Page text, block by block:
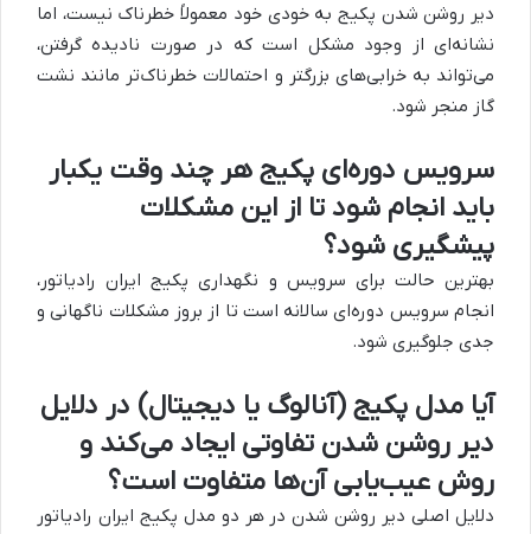
دیر روشن شدن پکیج به خودی خود معمولاً خطرناک نیست، اما
نشانه‌ای از وجود مشکل است که در صورت نادیده گرفتن،
می‌تواند به خرابی‌های بزرگتر و احتمالات خطرناک‌تر مانند نشت
گاز منجر شود.
سرویس دوره‌ای پکیج هر چند وقت یکبار
باید انجام شود تا از این مشکلات
پیشگیری شود؟
بهترین حالت برای سرویس و نگهداری پکیج ایران رادیاتور،
انجام سرویس دوره‌ای سالانه است تا از بروز مشکلات ناگهانی و
جدی جلوگیری شود.
آیا مدل پکیج (آنالوگ یا دیجیتال) در دلایل
دیر روشن شدن تفاوتی ایجاد می‌کند و
روش عیب‌یابی آن‌ها متفاوت است؟
دلایل اصلی دیر روشن شدن در هر دو مدل پکیج ایران رادیاتور